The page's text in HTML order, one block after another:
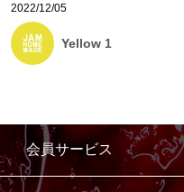
2022/12/05
Yellow 1
会員サービス